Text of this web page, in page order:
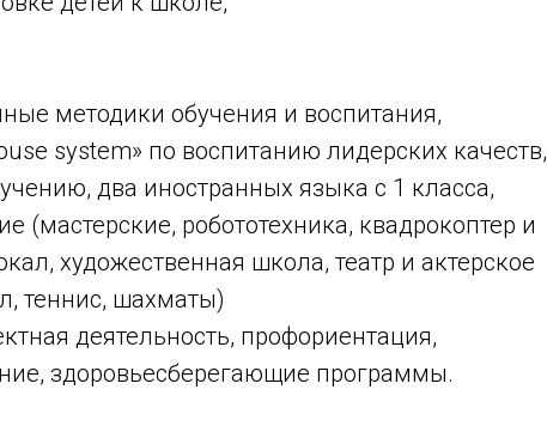
методики обучения и воспитания,
system» по воспитанию лидерских качеств,
два иностранных языка с 1 класса,
(мастерские, робототехника, квадрокоптер и
художественная школа, театр и актерское
теннис, шахматы)
деятельность, профориентация,
здоровьесберегающие программы.